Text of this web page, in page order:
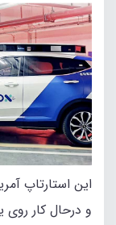
این استارتاپ
و درحال کار